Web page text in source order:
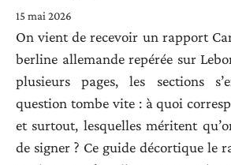
15 mai 2026
On vient de recevoir un rapport
berline allemande repérée sur
plusieurs pages, les sections
question tombe vite : à quoi
et surtout, lesquelles méritent
de signer ? Ce guide décortique le